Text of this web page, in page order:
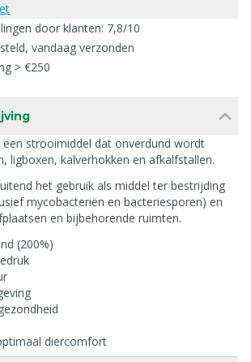
door klanten: 7,8/10
vandaag verzonden
> €250
een strooimiddel dat onverdund wordt
ligboxen, kalverhokken en afkalfstallen.
het gebruik als middel ter bestrijding
mycobacteriën en bacteriesporen) en
en bijbehorende ruimten.
(200%)
diercomfort